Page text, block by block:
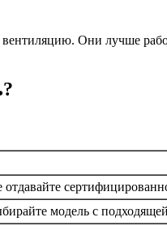
Они лучше
модель с